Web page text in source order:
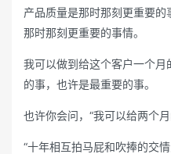
产品质量是那时那刻更重要
那时那刻更重要的事情。
我可以做到给这个客户一个
的事，也许是最重要的事。
也许你会问，“我可以给两个
“十年相互拍马屁和吹捧的交